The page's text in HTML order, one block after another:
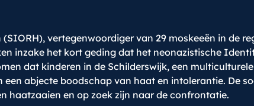
vertegenwoordiger van 29 moskeeën in de
inzake het kort geding dat het neonazistische
dat kinderen in de Schilderswijk, een
abjecte boodschap van haat en intolerantie. De
haatzaaien en op zoek zijn naar de confrontatie.